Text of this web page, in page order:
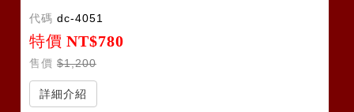
代碼 dc-4051
特價 NT$780
售價 $1,200
詳細介紹